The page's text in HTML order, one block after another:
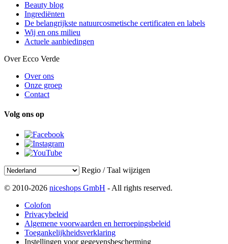
Beauty blog
Ingrediënten
De belangrijkste natuurcosmetische certificaten en labels
Wij en ons milieu
Actuele aanbiedingen
Over Ecco Verde
Over ons
Onze groep
Contact
Volg ons op
Regio / Taal wijzigen
© 2010-2026 niceshops GmbH - All rights reserved.
Colofon
Privacybeleid
Algemene voorwaarden en herroepingsbeleid
Toegankelijkheidsverklaring
Instellingen voor gegevensbescherming